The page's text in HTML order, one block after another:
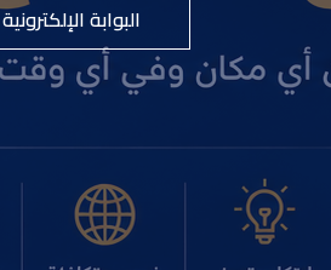
البوابة الإلكترونية